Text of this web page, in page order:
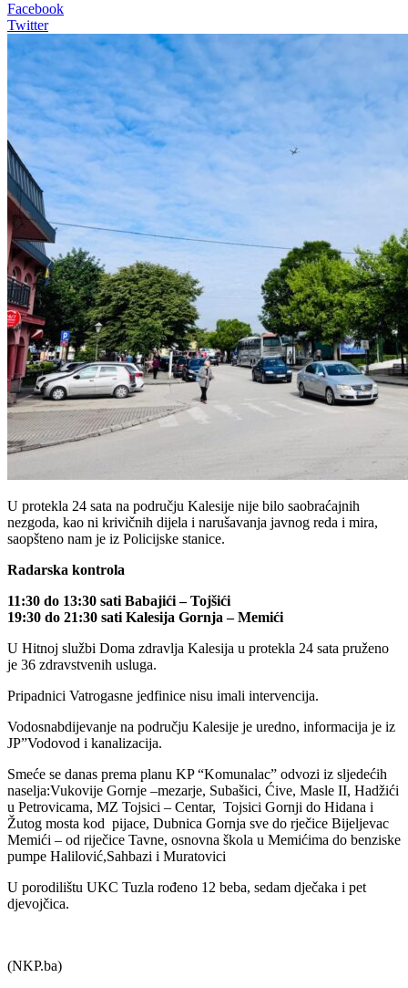
Facebook
Twitter
U protekla 24 sata na području Kalesije nije bilo saobraćajnih
nezgoda, kao ni krivičnih dijela i narušavanja javnog reda i mira,
saopšteno nam je iz Policijske stanice.
Radarska kontrola
11:30 do 13:30 sati Babajići – Tojšići
19:30 do 21:30 sati Kalesija Gornja – Memići
U Hitnoj službi Doma zdravlja Kalesija u protekla 24 sata pruženo
je 36 zdravstvenih usluga.
Pripadnici Vatrogasne jedfinice nisu imali intervencija.
Vodosnabdijevanje na području Kalesije je uredno, informacija je iz
JP”Vodovod i kanalizacija.
Smeće se danas prema planu KP “Komunalac” odvozi iz sljedećih
naselja:Vukovije Gornje –mezarje, Subašici, Ćive, Masle II, Hadžići
u Petrovicama, MZ Tojsici – Centar, Tojsici Gornji do Hidana i
Žutog mosta kod pijace, Dubnica Gornja sve do rječice Bijeljevac
Memići – od riječice Tavne, osnovna škola u Memićima do benziske
pumpe Halilović,Sahbazi i Muratovici
U porodilištu UKC Tuzla rođeno 12 beba, sedam dječaka i pet
djevojčica.
(NKP.ba)